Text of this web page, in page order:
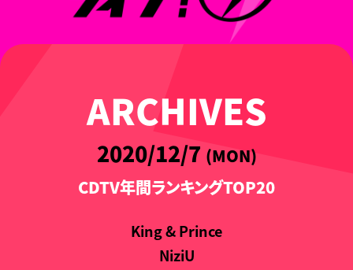
ARCHIVES
2020/12/7 (MON)
CDTV年間ランキングTOP20
King & Prince
NiziU